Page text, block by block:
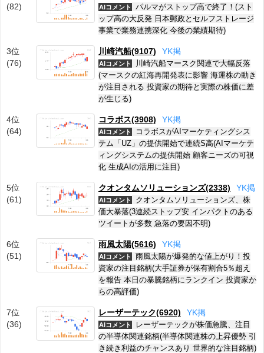
(82)
AIコメント
パルマがストップ高で終了！(スト
ップ高の大反発 日本郵政とセルフストレージ
事業で業務連携深化 今後の業績期待)
3位
(76)
川崎汽船(9107) YK掲
AIコメント
川崎汽船マースク関連で大幅反落
(マースクの紅海再開発表に影響 海運株の動き
が注目される 投資家の期待と実際の株価に差
が生じる)
4位
(64)
コラボス(3908) YK掲
AIコメント
コラボスがAIマーケティングシス
テム「UZ」の提供開始で連続S高(AIマーケテ
ィングシステムの提供開始 顧客ニーズの可視
化 生成AIの活用に注目)
5位
(61)
クオンタムソリューションズ(2338) YK掲
AIコメント
クオンタムソリューションズ、株
価大暴落(3連続ストップ安 インパクトのある
ツイートが多数 急落の要因不明)
6位
(51)
雨風太陽(5616) YK掲
AIコメント
雨風太陽が爆発的な値上がり！投
資家の注目銘柄(大手証券が保有割合5％超え
を報告 本日の暴騰銘柄にランクイン 投資家か
らの高評価)
7位
(36)
レーザーテック(6920) YK掲
AIコメント
レーザーテックが株価急騰、注目
の半導体関連銘柄(半導体関連株の上昇優勢 引
き続き利益のチャンスあり 世界的な注目銘柄)